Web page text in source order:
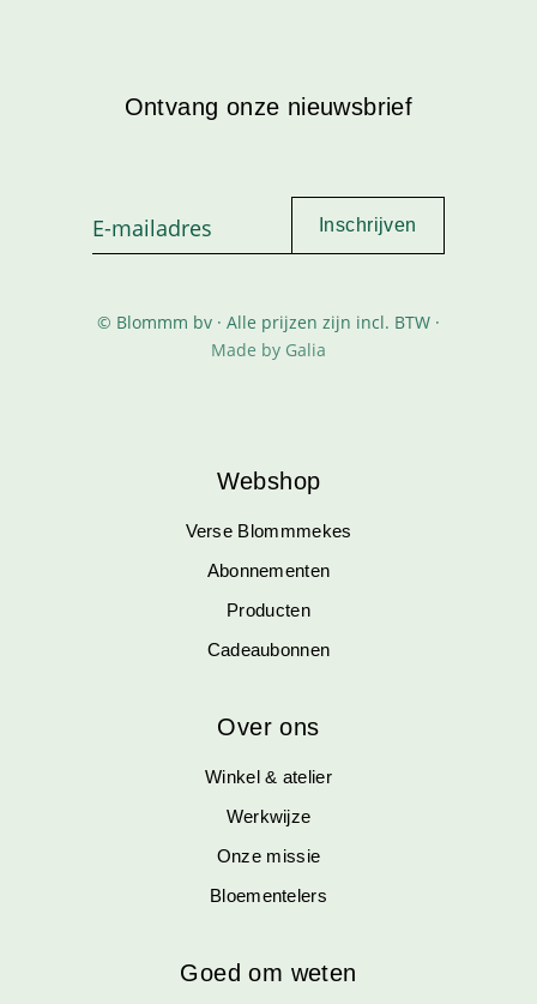
Ontvang onze nieuwsbrief
© Blommm bv · Alle prijzen zijn incl. BTW ·
Made by Galia
Webshop
Verse Blommmekes
Abonnementen
Producten
Cadeaubonnen
Over ons
Winkel & atelier
Werkwijze
Onze missie
Bloementelers
Goed om weten